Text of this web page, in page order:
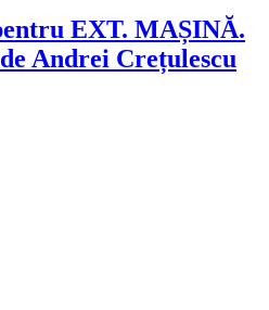
EXT. MAȘINĂ.
Andrei Crețulescu